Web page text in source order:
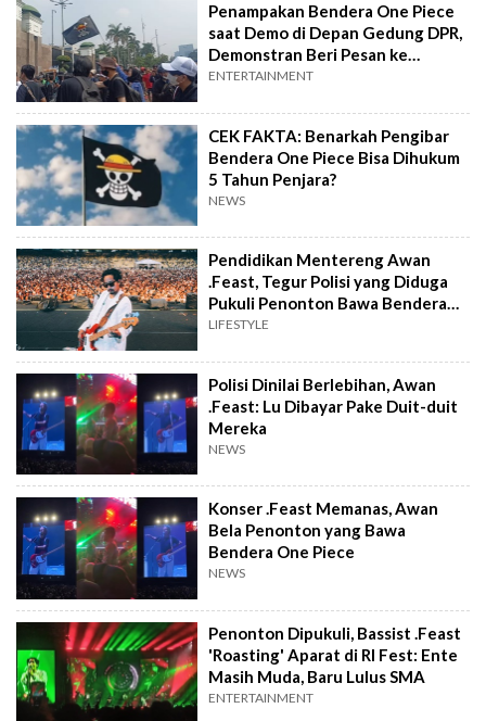
Penampakan Bendera One Piece
saat Demo di Depan Gedung DPR,
Demonstran Beri Pesan ke
Anggota Dewan
ENTERTAINMENT
CEK FAKTA: Benarkah Pengibar
Bendera One Piece Bisa Dihukum
5 Tahun Penjara?
NEWS
Pendidikan Mentereng Awan
.Feast, Tegur Polisi yang Diduga
Pukuli Penonton Bawa Bendera
One Piece
LIFESTYLE
Polisi Dinilai Berlebihan, Awan
.Feast: Lu Dibayar Pake Duit-duit
Mereka
NEWS
Konser .Feast Memanas, Awan
Bela Penonton yang Bawa
Bendera One Piece
NEWS
Penonton Dipukuli, Bassist .Feast
'Roasting' Aparat di RI Fest: Ente
Masih Muda, Baru Lulus SMA
ENTERTAINMENT